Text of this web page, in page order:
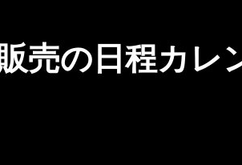
売の日程カレ